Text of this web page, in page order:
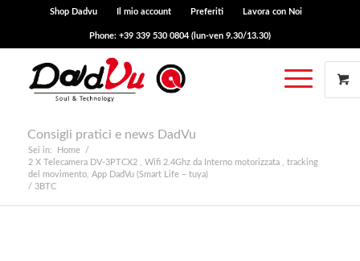
Shop Dadvu Il mio account Preferiti Lavora con Noi
Phone: +39 339 530 0804 (lun-ven 9.30/13.30)
Consigli pratici e news DadVu
Sei in: Home
/
2 X Telecamera DV-3PTCX2 , Wifi 2.4Ghz da Interno motorizzata , tracking
del movimento, App DadVu (Smart Life – tuya)
/ 3BTC